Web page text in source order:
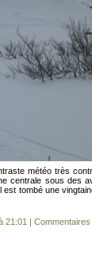
météo très
centrale sous des
tombé une
21:01 | Commentaires